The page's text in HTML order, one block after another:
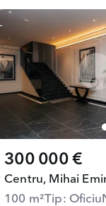
300 000 €
Centru, Mihai
100 m²Tip: Oficiu